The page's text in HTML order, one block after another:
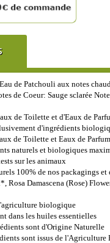
de Patchouli aux notes
de Coeur: Sauge sclarée
de Toilette et d'Eaux de
d'ingrédients
de Toilette et Eaux de
naturels et biologiques
sur les animaux
100% de nos packagings
Rosa Damascena (Rose)
biologique
dans les huiles essentielles
sont d'Origine Naturelle
sont issus de